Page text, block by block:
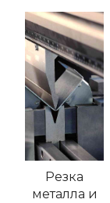
Резка
металла и